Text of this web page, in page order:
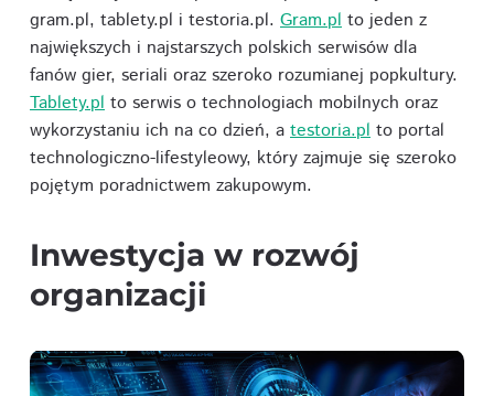
gram.pl, tablety.pl i testoria.pl. Gram.pl to jeden z
największych i najstarszych polskich serwisów dla
fanów gier, seriali oraz szeroko rozumianej popkultury.
Tablety.pl to serwis o technologiach mobilnych oraz
wykorzystaniu ich na co dzień, a testoria.pl to portal
technologiczno-lifestyleowy, który zajmuje się szeroko
pojętym poradnictwem zakupowym.
Inwestycja w rozwój
organizacji